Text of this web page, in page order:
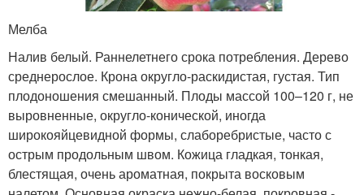
Мелба
Налив белый. Раннелетнего срока потребления. Дерево
среднерослое. Крона округло-раскидистая, густая. Тип
плодоношения смешанный. Плоды массой 100–120 г, не
выровненные, округло-конической, иногда
широкояйцевидной формы, слаборебристые, часто с
острым продольным швом. Кожица гладкая, тонкая,
блестящая, очень ароматная, покрыта восковым